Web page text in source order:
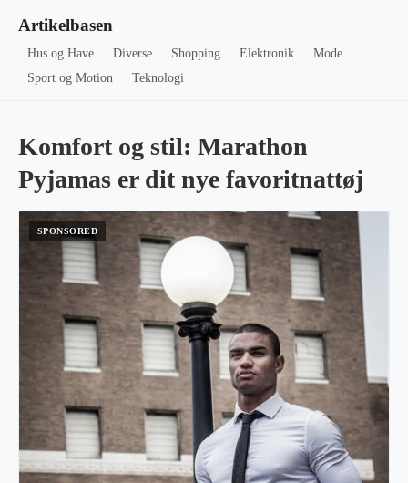
Artikelbasen
Hus og Have Diverse Shopping Elektronik
Mode
Sport og Motion
Teknologi
Komfort og stil: Marathon
Pyjamas er dit nye favoritnattøj